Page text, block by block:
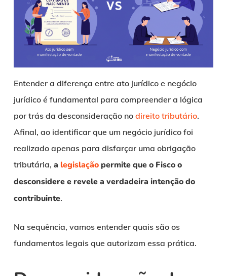
Entender a diferença entre ato jurídico e negócio
jurídico é fundamental para compreender a lógica
por trás da desconsideração no direito tributário.
Afinal, ao identificar que um negócio jurídico foi
realizado apenas para disfarçar uma obrigação
tributária, a legislaçãopermite que o Fisco o
desconsidere e revele a verdadeira intenção do
contribuinte.
Na sequência, vamos entender quais são os
fundamentos legais que autorizam essa prática.